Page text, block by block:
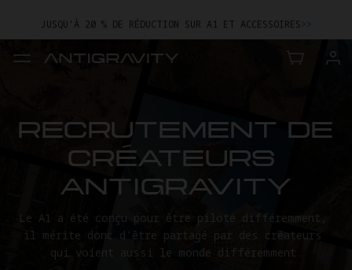
JUSQU’À 20 % DE RÉDUCTION SUR A1 ET ACCESSOIRES >>
EN SAVOIR PLUS
RECRUTEMENT DE
CRÉATEURS
ANTIGRAVITY
Le A1 a été conçu pour être piloté différemment,
il mérite donc d'être partagé par des créateurs
qui voient aussi le monde différemment.